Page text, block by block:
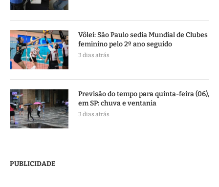
Vôlei: São Paulo sedia Mundial de Clubes
feminino pelo 2º ano seguido
3 dias atrás
Previsão do tempo para quinta-feira (06),
em SP: chuva e ventania
3 dias atrás
PUBLICIDADE